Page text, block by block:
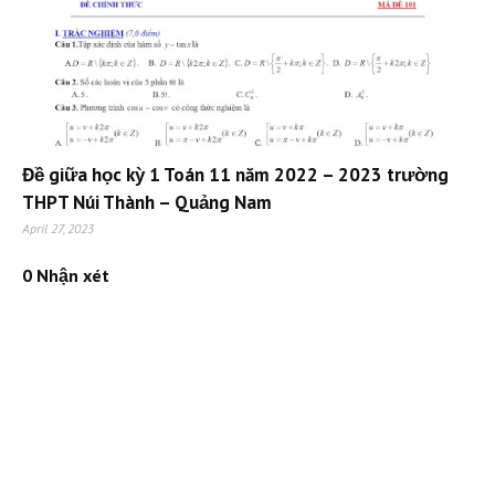
Đề giữa học kỳ 1 Toán 11 năm 2022 – 2023 trường
THPT Núi Thành – Quảng Nam
April 27, 2023
0 Nhận xét